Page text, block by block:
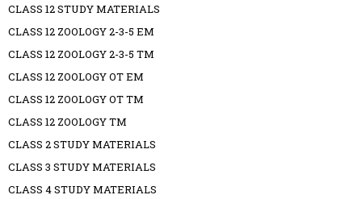
CLASS 12 STUDY MATERIALS
CLASS 12 ZOOLOGY 2-3-5 EM
CLASS 12 ZOOLOGY 2-3-5 TM
CLASS 12 ZOOLOGY OT EM
CLASS 12 ZOOLOGY OT TM
CLASS 12 ZOOLOGY TM
CLASS 2 STUDY MATERIALS
CLASS 3 STUDY MATERIALS
CLASS 4 STUDY MATERIALS